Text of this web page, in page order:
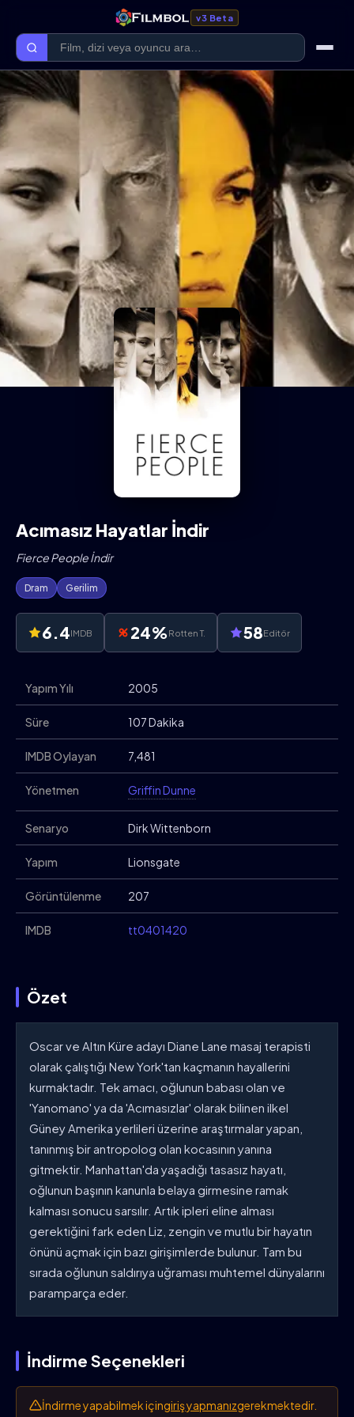
v3 Beta
Ana Sayfa
Kaliteler
Film Kategorileri
Dizi Kategorileri
Giriş Yap
Acımasız Hayatlar İndir
Fierce People İndir
Dram Gerilim
6.4IMDB 24%Rotten T. 58Editör
Yapım Yılı 2005
Süre 107 Dakika
IMDB Oylayan 7,481
Yönetmen Griffin Dunne
Senaryo Dirk Wittenborn
Yapım Lionsgate
Görüntülenme 207
IMDB tt0401420
Özet
Oscar ve Altın Küre adayı Diane Lane masaj terapisti
olarak çalıştığı New York'tan kaçmanın hayallerini
kurmaktadır. Tek amacı, oğlunun babası olan ve
'Yanomano' ya da 'Acımasızlar' olarak bilinen ilkel
Güney Amerika yerlileri üzerine araştırmalar yapan,
tanınmış bir antropolog olan kocasının yanına
gitmektir. Manhattan'da yaşadığı tasasız hayatı,
oğlunun başının kanunla belaya girmesine ramak
kalması sonucu sarsılır. Artık ipleri eline alması
gerektiğini fark eden Liz, zengin ve mutlu bir hayatın
önünü açmak için bazı girişimlerde bulunur. Tam bu
sırada oğlunun saldırıya uğraması muhtemel dünyalarını
paramparça eder.
İndirme Seçenekleri
İndirme yapabilmek içingiriş yapmanızgerekmektedir.